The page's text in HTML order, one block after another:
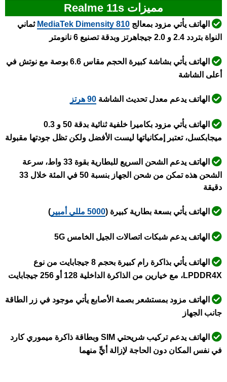
مميزات Realme 11s
الهاتف يأتي مزود بمعالج MediaTek Dimensity 810
ثماني
النواة بتردد 2.4 و 2.0 جيجاهرتز وبدقة تصنيع 6 نانومتر
الهاتف يأتي بشاشة كبيرة الحجم مقاس 6.6 بوصة مع نوتش في
أعلى الشاشة
الهاتف يدعم معدل تحديث الشاشة 90 هرتز
الهاتف يأتي مزود بكاميرا خلفية ثنائية بدقة 50 و 0.3
ميجابكسل، تعتبر إمكانياتها ليست الأفضل ولكن تظل جودتها مقبولة
الهاتف يدعم الشحن السريع للبطارية بقوة 33 واط، سرعة
الشحن هذه تمكن من شحن الجهاز بنسبة 50 في المئة خلال 33
دقيقة
الهاتف يأتي بسعة بطارية كبيرة (5000 مللي أمبير )
الهاتف يدعم شبكات اتصالات الجيل الخامس 5G
الهاتف يأتي بذاكرة رام كبيرة بحجم 8 جيجابايت من نوع
LPDDR4X، مع خيارين من الذاكرة الداخلية 128 أو 256 جيجابايت
الهاتف مزود بمستشعر بصمة الأصابع يأتي موجود في زر الطاقة
جانب الجهاز
الهاتف يدعم تركيب شريحتي SIM وبطاقة ذاكرة ميموري كارد
في نفس المكان دون الحاجة لإزالة أيٍّ منهما